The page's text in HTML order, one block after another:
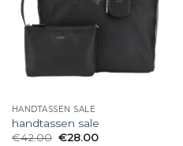
HANDTASSEN SALE
handtassen sale
€42.00 €28.00